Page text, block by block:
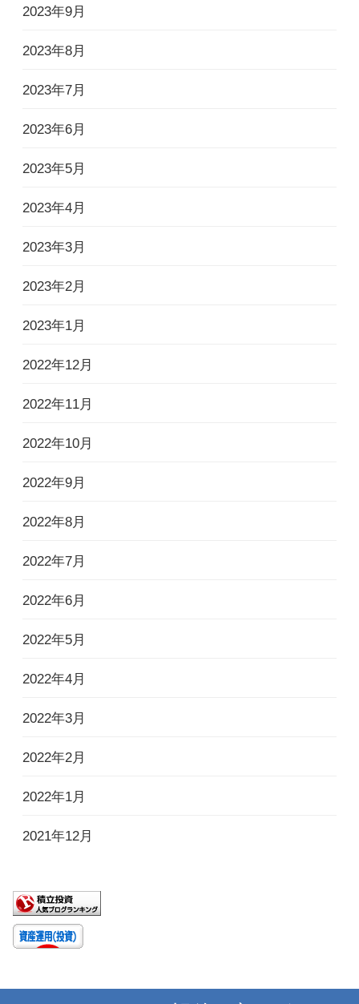
2023年9月
2023年8月
2023年7月
2023年6月
2023年5月
2023年4月
2023年3月
2023年2月
2023年1月
2022年12月
2022年11月
2022年10月
2022年9月
2022年8月
2022年7月
2022年6月
2022年5月
2022年4月
2022年3月
2022年2月
2022年1月
2021年12月